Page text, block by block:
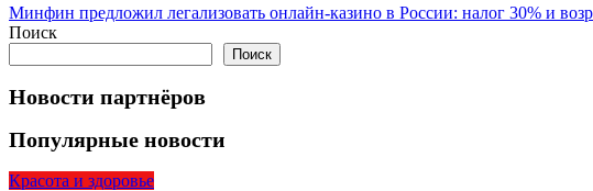
Навигация
по
записям
Минфин предложил легализовать онлайн-казино в России: налог 30% и
Поиск
Поиск
Новости партнёров
Популярные новости
Красота и здоровье